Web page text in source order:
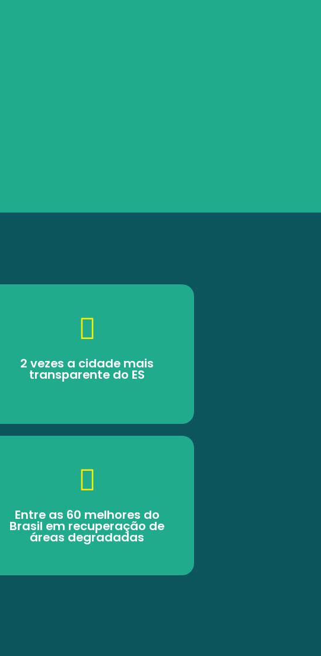
2 vezes a cidade mais
transparente do ES
Entre as 60 melhores do
Brasil em recuperação de
áreas degradadas